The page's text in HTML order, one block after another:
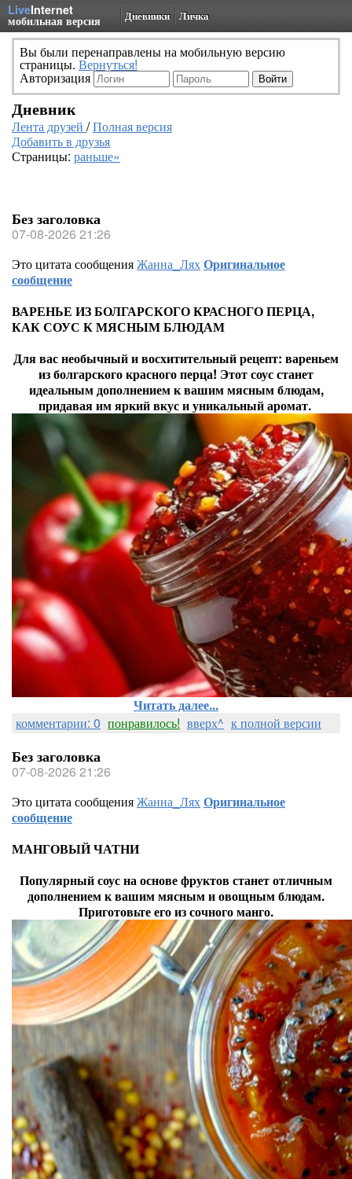
LiveInternet
мобильная версия Дневники Личка
Вы были перенаправлены на мобильную версию
страницы. Вернуться!
Авторизация
Дневник
Лента друзей /Полная версия
Добавить в друзья
Страницы: раньше»
Без заголовка
07-08-2026 21:26
Это цитата сообщенияЖанна_ЛяхОригинальное
сообщение
ВАРЕНЬЕ ИЗ БОЛГАРСКОГО КРАСНОГО ПЕРЦА,
КАК СОУС К МЯСНЫМ БЛЮДАМ
Для вас необычный и восхитительный рецепт: вареньем
из болгарского красного перца! Этот соус станет
идеальным дополнением к вашим мясным блюдам,
придавая им яркий вкус и уникальный аромат.
Читать далее...
комментарии: 0 понравилось! вверх^ к полной версии
Без заголовка
07-08-2026 21:26
Это цитата сообщенияЖанна_ЛяхОригинальное
сообщение
МАНГОВЫЙ ЧАТНИ
Популярный соус на основе фруктов станет отличным
дополнением к вашим мясным и овощным блюдам.
Приготовьте его из сочного манго.